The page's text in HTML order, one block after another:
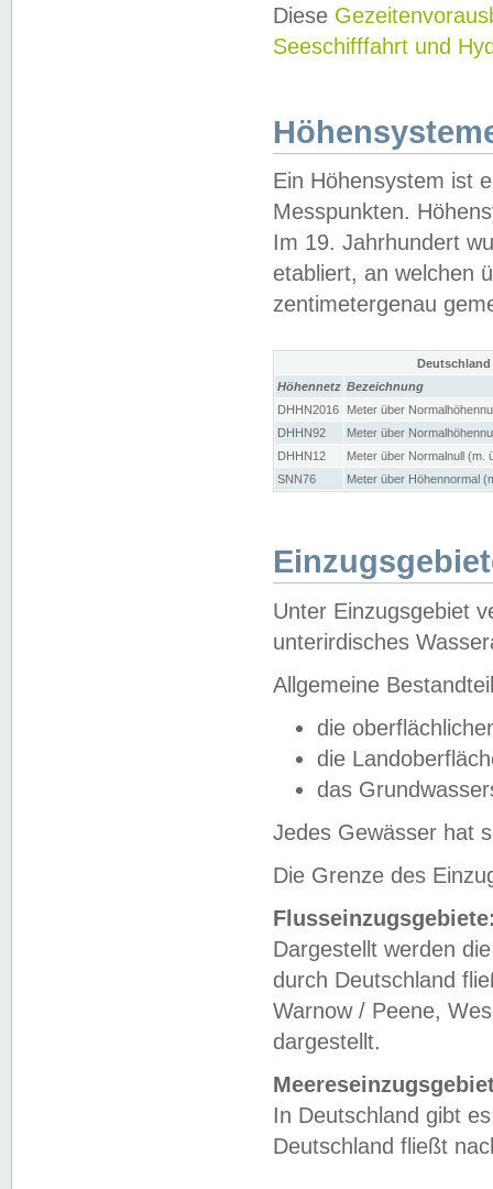
Diese
Seeschifffahrt und
Ein Höhensystem ist
Messpunkten.
Im 19. Jahrhundert
etabliert, an welchen
zentimetergenau
Höhennetz Bezeichnung
DHHN2016
Meter über
DHHN92
Meter über
DHHN12
Meter über Normalnull (m.
SNN76
Meter über Höhennormal
Unter Einzugsgebiet
unterirdisches
Allgemeine
die
die
das
Jedes Gewässer hat
Die Grenze des
Dargestellt werden
durch Deutschland
Warnow / Peene,
dargestellt.
In Deutschland gibt
Deutschland fließt